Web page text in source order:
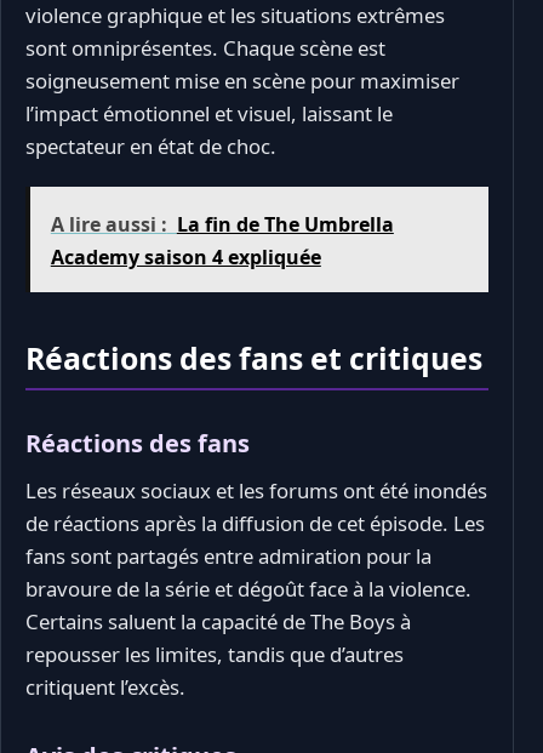
violence graphique et les situations extrêmes
sont omniprésentes. Chaque scène est
soigneusement mise en scène pour maximiser
l’impact émotionnel et visuel, laissant le
spectateur en état de choc.
A lire aussi : La fin de The Umbrella
Academy saison 4 expliquée
Réactions des fans et critiques
Réactions des fans
Les réseaux sociaux et les forums ont été inondés
de réactions après la diffusion de cet épisode. Les
fans sont partagés entre admiration pour la
bravoure de la série et dégoût face à la violence.
Certains saluent la capacité de The Boys à
repousser les limites, tandis que d’autres
critiquent l’excès.